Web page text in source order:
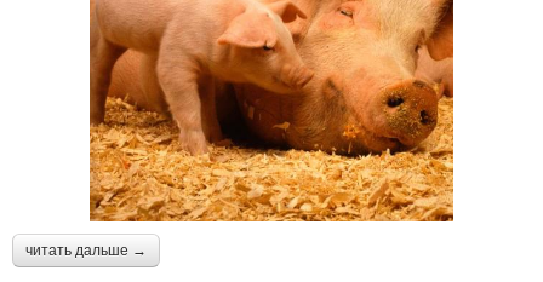
читать дальше →